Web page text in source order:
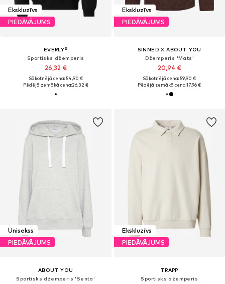
Ekskluzīvs
PIEDĀVĀJUMS
EVERLY®
Sportisks džemperis
26,32 €
Sākotnējā cena: 54,90 €
Pēdējā zemākā cena:26,32 €
Ekskluzīvs
PIEDĀVĀJUMS
SINNED X ABOUT YOU
Džemperis 'Mats'
20,94 €
Sākotnējā cena: 59,90 €
Pēdējā zemākā cena:17,96 €
Unisekss
PIEDĀVĀJUMS
ABOUT YOU
Sportisks džemperis 'Senta'
Ekskluzīvs
PIEDĀVĀJUMS
TRAPP
Sportisks džemperis